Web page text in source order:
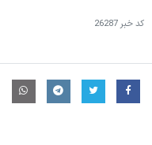
کد خبر26287